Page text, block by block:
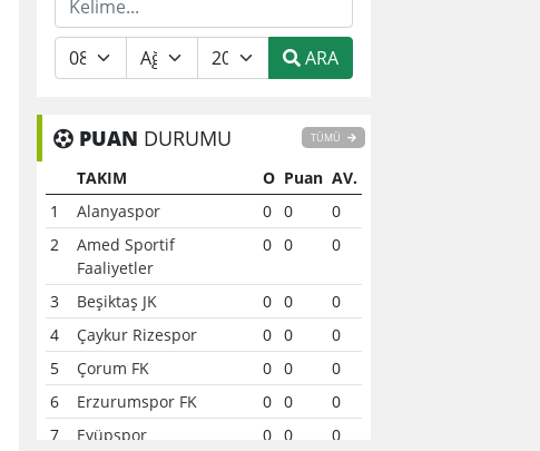
ARA
PUAN DURUMU TÜMÜ
TAKIM O Puan AV.
1
Alanyaspor 0 0
0
2
Amed Sportif
Faaliyetler
0 0 0
3 Beşiktaş JK 0 0
0
4
Çaykur Rizespor 0 0
0
5
Çorum FK 0 0
0
6
Erzurumspor FK 0 0
0
7
Eyüpspor 0 0
0